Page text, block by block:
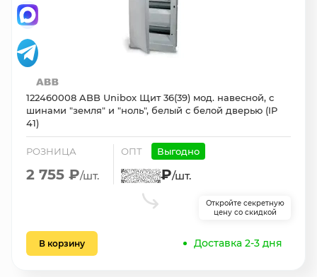
122460008 ABB Unibox Щит 36(39) мод. навесной, с
шинами "земля" и "ноль", белый с белой дверью (IP
41)
РОЗНИЦА
2 755 ₽/шт.
ОПТ Выгодно
₽/шт.
Откройте секретную
цену со скидкой
В корзину Доставка 2-3 дня